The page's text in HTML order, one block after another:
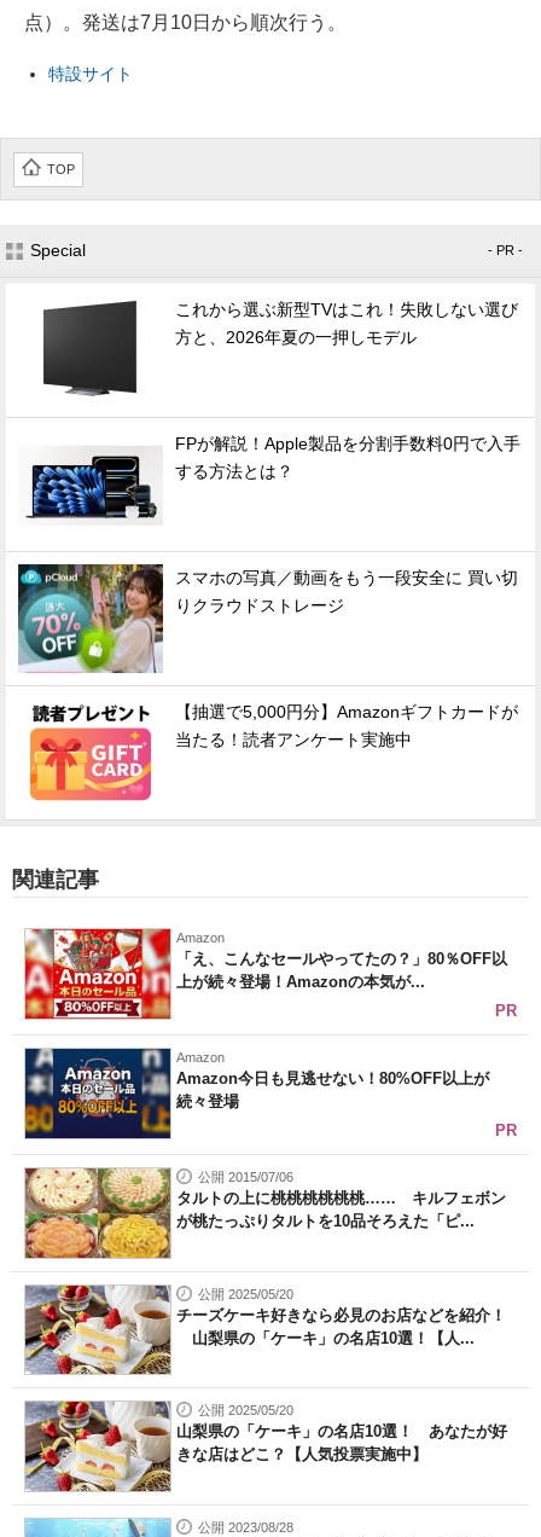
点）。発送は7月10日から順次行う。
特設サイト
TOP
Special - PR -
これから選ぶ新型TVはこれ！失敗しない選び
方と、2026年夏の一押しモデル
FPが解説！Apple製品を分割手数料0円で入手
する方法とは？
スマホの写真／動画をもう一段安全に 買い切
りクラウドストレージ
【抽選で5,000円分】Amazonギフトカードが
当たる！読者アンケート実施中
関連記事
Amazon
「え、こんなセールやってたの？」80％OFF以
上が続々登場！Amazonの本気が...
PR
Amazon
Amazon今日も見逃せない！80%OFF以上が
続々登場
PR
公開 2015/07/06
タルトの上に桃桃桃桃桃桃…… キルフェボン
が桃たっぷりタルトを10品そろえた「ピ...
公開 2025/05/20
チーズケーキ好きなら必見のお店などを紹介！
山梨県の「ケーキ」の名店10選！【人...
公開 2025/05/20
山梨県の「ケーキ」の名店10選！ あなたが好
きな店はどこ？【人気投票実施中】
公開 2023/08/28